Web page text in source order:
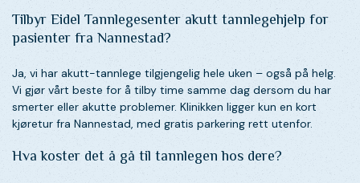
Tilbyr Eidel Tannlegesenter akutt tannlegehjelp for
pasienter fra Nannestad?
Ja, vi har akutt-tannlege tilgjengelig hele uken – også på helg.
Vi gjør vårt beste for å tilby time samme dag dersom du har
smerter eller akutte problemer. Klinikken ligger kun en kort
kjøretur fra Nannestad, med gratis parkering rett utenfor.
Hva koster det å gå til tannlegen hos dere?